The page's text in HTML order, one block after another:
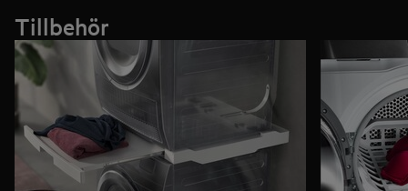
match, skaffa en torktumlare i 8000-serien.
Se tvättmaskinerna i 7000-serien
Se torktumlarna i 8000-serien
Tillbehör